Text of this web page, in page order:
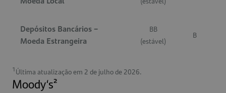
Depósitos Bancários –
Moeda Estrangeira
BB
(estável)
B
1Última atualização em 2 de julho de 2026.
Moody‘s²